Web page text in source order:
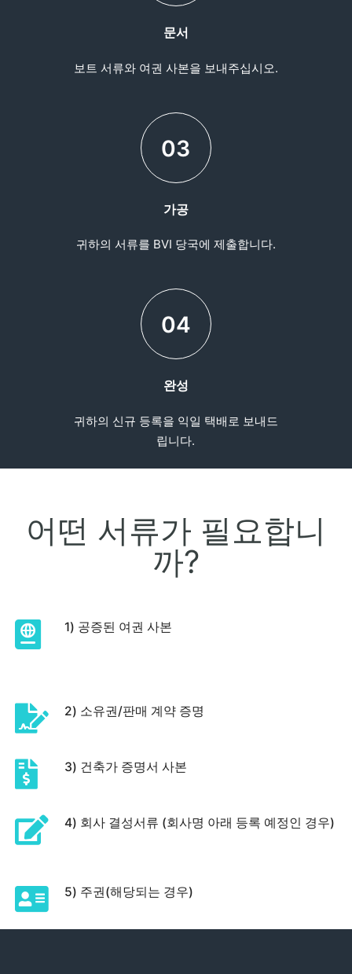
문서
보트 서류와 여권 사본을 보내주십시오.
03
가공
귀하의 서류를 BVI 당국에 제출합니다.
04
완성
귀하의 신규 등록을 익일 택배로 보내드
립니다.
어떤 서류가 필요합니
까?
1) 공증된 여권 사본
2) 소유권/판매 계약 증명
3) 건축가 증명서 사본
4) 회사 결성서류 (회사명 아래 등록 예정인 경우)
5) 주권(해당되는 경우)